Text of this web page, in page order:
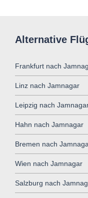
Alternative
Frankfurt nach
Linz nach Jamnagar
Leipzig nach
Hahn nach Jamnagar
Bremen nach
Wien nach Jamnagar
Salzburg nach